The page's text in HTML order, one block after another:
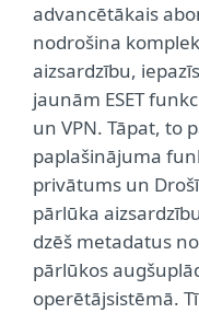
advancētākais
nodrošina
aizsardzību,
jaunām ESET
un VPN. Tāpat, to
paplašinājuma
privātums un
pārlūka
dzēš metadatus
pārlūkos
operētājsistēmā.